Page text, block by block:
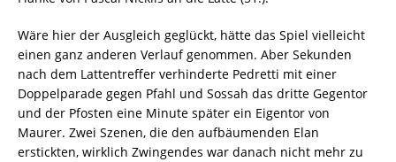
Wäre hier der Ausgleich geglückt, hätte das Spiel vielleicht
einen ganz anderen Verlauf genommen. Aber Sekunden
nach dem Lattentreffer verhinderte Pedretti mit einer
Doppelparade gegen Pfahl und Sossah das dritte Gegentor
und der Pfosten eine Minute später ein Eigentor von
Maurer. Zwei Szenen, die den aufbäumenden Elan
erstickten, wirklich Zwingendes war danach nicht mehr zu